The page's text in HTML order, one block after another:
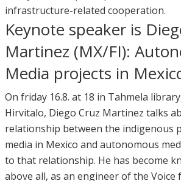
infrastructure-related cooperation.
Keynote speaker is
Martinez (MX/FI):
Media projects in
On friday 16.8. at 18 in Tahmela
Hirvitalo, Diego Cruz Martinez talks
relationship between the indigenous
media in Mexico and autonomous
to that relationship. He has become
above all, as an engineer of the